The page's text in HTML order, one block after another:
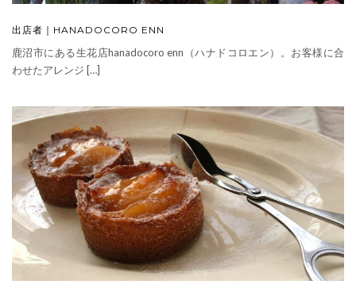
出店者｜HANADOCORO ENN
鹿沼市にある生花店hanadocoro enn（ハナドコロエン）。お客様に合
わせたアレンジ […]